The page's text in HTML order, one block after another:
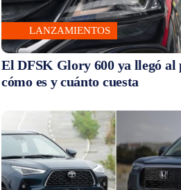
LANZAMIENTOS
El DFSK Glory 600 ya llegó al
cómo es y cuánto cuesta